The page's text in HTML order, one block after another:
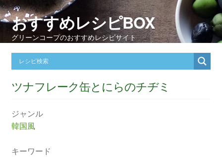
おすすめレシピBOX
グリーンコープのおすすめレシピサイト
ツナフレーク缶とにらのチヂミ
ジャンル
韓国風
キーワード